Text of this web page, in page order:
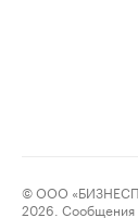
© ООО
2026. Сообщения